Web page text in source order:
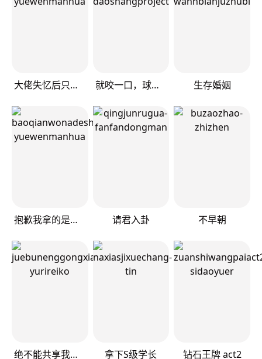
大佬失忆后只记得我 就咬一口，球球了 生存婚姻
抱歉我拿的是女主剧本 请君入卦 不早朝
绝不能共享我的男人 拿下S级学长 钻石王牌 act2